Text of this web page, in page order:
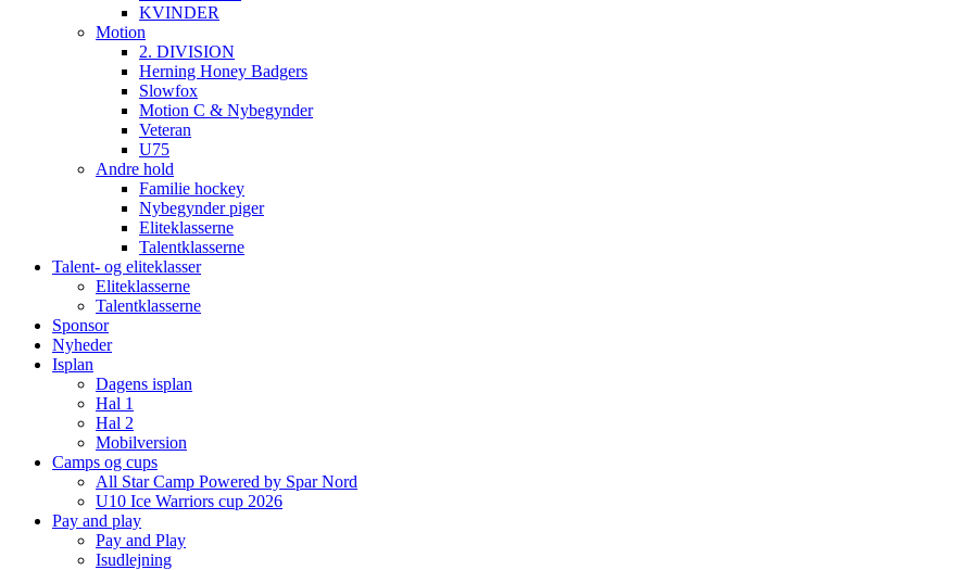
KVINDER
Motion
2. DIVISION
Herning Honey Badgers
Slowfox
Motion C & Nybegynder
Veteran
U75
Andre hold
Familie hockey
Nybegynder piger
Eliteklasserne
Talentklasserne
Talent- og eliteklasser
Eliteklasserne
Talentklasserne
Sponsor
Nyheder
Isplan
Dagens isplan
Hal 1
Hal 2
Mobilversion
Camps og cups
All Star Camp Powered by Spar Nord
U10 Ice Warriors cup 2026
Pay and play
Pay and Play
Isudlejning